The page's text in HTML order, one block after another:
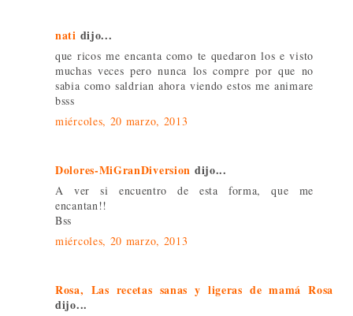
nati dijo...
que ricos me encanta como te quedaron los e visto
muchas veces pero nunca los compre por que no
sabia como saldrian ahora viendo estos me animare
bsss
miércoles, 20 marzo, 2013
Dolores-MiGranDiversion dijo...
A ver si encuentro de esta forma, que me
encantan!!
Bss
miércoles, 20 marzo, 2013
Rosa, Las recetas sanas y ligeras de mamá Rosa
dijo...